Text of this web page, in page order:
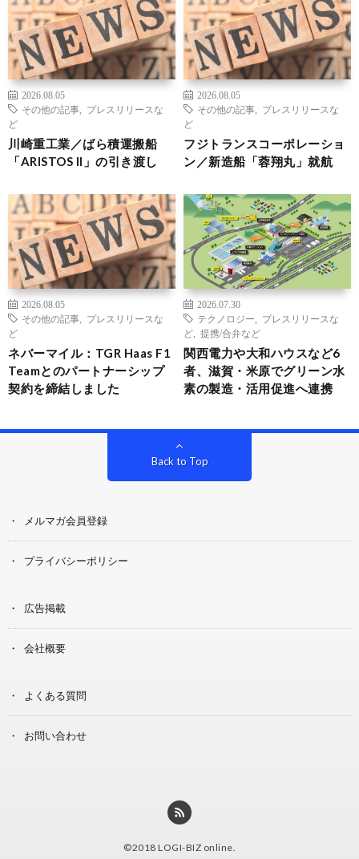
2026.08.05
その他の記事
プレスリリースな
ど
川崎重工業／ばら積運搬船
「ARISTOS II」の引き渡し
2026.08.05
その他の記事
プレスリリースな
ど
フジトランスコーポレーショ
ン／新造船「蓉翔丸」就航
2026.08.05
その他の記事
プレスリリースな
ど
ネバーマイル：TGR Haas F1
Teamとのパートナーシップ
契約を締結しました
2026.07.30
テクノロジー
プレスリリースな
ど
提携/合弁など
関西電力や大和ハウスなど6
者、滋賀・米原でグリーン水
素の製造・活用促進へ連携
Back to Top
メルマガ会員登録
プライバシーポリシー
広告掲載
会社概要
よくある質問
お問い合わせ
©2018 LOGI-BIZ online